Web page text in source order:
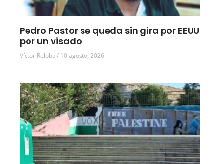
Pedro Pastor se queda sin gira por EEUU
por un visado
Víctor Reloba 10 agosto, 2026